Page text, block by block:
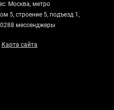
Москва, метро
5, строение 5, подъезд 1,
мессенджеры
Карта сайта